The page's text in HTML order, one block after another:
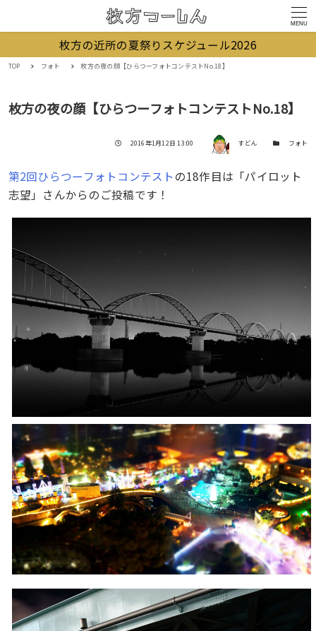
MENU
枚方の近所の夏祭りスケジュール2026
TOP フォト 枚方の夜の顔【ひらつーフォトコンテストNo.18】
枚方の夜の顔【ひらつーフォトコンテストNo.18】
投稿日
2016年1月12日 13:00 著者 すどん カテゴリー
フォト
第2回ひらつーフォトコンテスト の18作目は「パイロット
志望」さんからのご投稿です！